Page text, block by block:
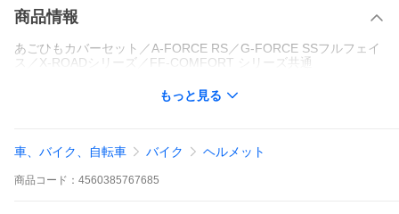
商品情報
あごひもカバーセット／A-FORCE RS／G-FORCE SSフルフェイ
ス／X-ROADシリーズ／FF-COMFORT シリーズ共通
もっと見る
車、バイク、自転車 バイク ヘルメット
商品 コード： 4560385767685